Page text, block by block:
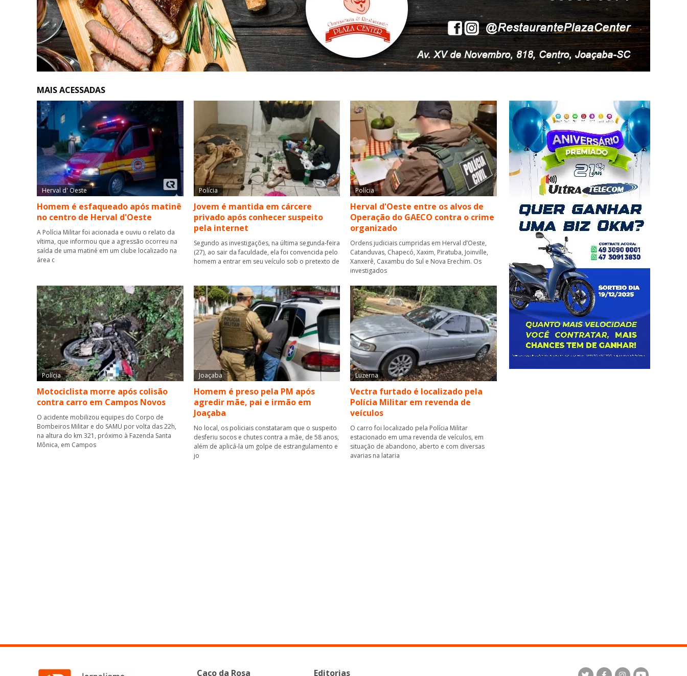
MAIS ACESSADAS
Herval d' Oeste
Homem é esfaqueado após matinê
no centro de Herval d'Oeste
A Polícia Militar foi acionada e ouviu o relato da
vítima, que informou que a agressão ocorreu na
saída de uma matiné em um clube localizado na
área c
Polícia
Jovem é mantida em cárcere
privado após conhecer suspeito
pela internet
Segundo as investigações, na última segunda-feira
(27), ao sair da faculdade, ela foi convencida pelo
homem a entrar em seu veículo sob o pretexto de
Polícia
Herval d'Oeste entre os alvos de
Operação do GAECO contra o crime
organizado
Ordens judiciais cumpridas em Herval d’Oeste,
Catanduvas, Chapecó, Xaxim, Piratuba, Joinville,
Xanxerê, Caxambu do Sul e Nova Erechim. Os
investigados
Polícia
Motociclista morre após colisão
contra carro em Campos Novos
O acidente mobilizou equipes do Corpo de
Bombeiros Militar e do SAMU por volta das 22h,
na altura do km 321, próximo à Fazenda Santa
Mônica, em Campos
Joaçaba
Homem é preso pela PM após
agredir mãe, pai e irmão em
Joaçaba
No local, os policiais constataram que o suspeito
desferiu socos e chutes contra a mãe, de 58 anos,
além de aplicá-la um golpe de estrangulamento e
jo
Luzerna
Vectra furtado é localizado pela
Polícia Militar em revenda de
veículos
O carro foi localizado pela Polícia Militar
estacionado em uma revenda de veículos, em
situação de abandono, aberto e com diversas
avarias na lataria
Caco da Rosa Editorias